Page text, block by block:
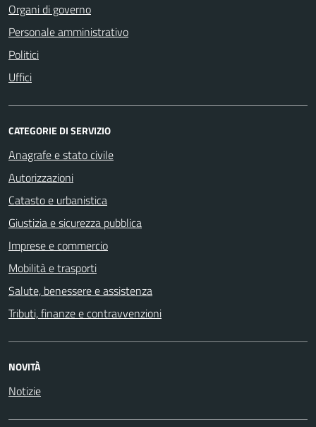
Organi di governo
Personale amministrativo
Politici
Uffici
CATEGORIE DI SERVIZIO
Anagrafe e stato civile
Autorizzazioni
Catasto e urbanistica
Giustizia e sicurezza pubblica
Imprese e commercio
Mobilità e trasporti
Salute, benessere e assistenza
Tributi, finanze e contravvenzioni
NOVITÀ
Notizie